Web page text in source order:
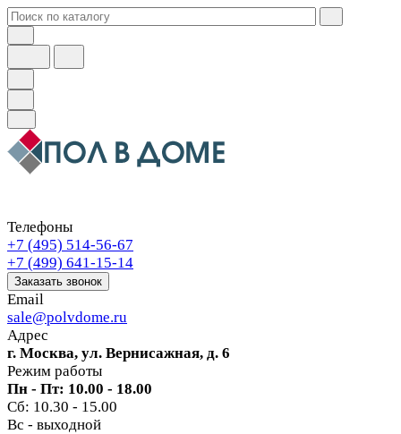
Телефоны
+7 (495) 514-56-67
+7 (499) 641-15-14
Заказать звонок
Email
sale@polvdome.ru
Адрес
г. Москва, ул. Вернисажная, д. 6
Режим работы
Пн - Пт: 10.00 - 18.00
Сб: 10.30 - 15.00
Вс - выходной